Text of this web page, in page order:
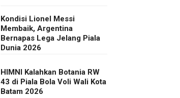
Kondisi Lionel Messi
Membaik, Argentina
Bernapas Lega Jelang Piala
Dunia 2026
HIMNI Kalahkan Botania RW
43 di Piala Bola Voli Wali Kota
Batam 2026